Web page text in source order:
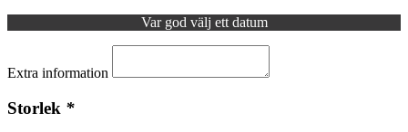
Var god välj ett datum
Extra information
Storlek *